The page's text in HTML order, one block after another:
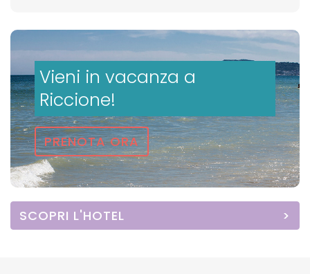
Vieni in vacanza a
Riccione!
PRENOTA ORA
SCOPRI L'HOTEL